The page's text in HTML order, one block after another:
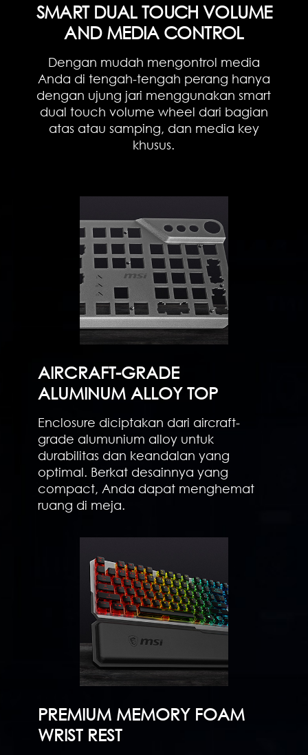
SMART DUAL TOUCH VOLUME
AND MEDIA CONTROL
Dengan mudah mengontrol media
Anda di tengah-tengah perang hanya
dengan ujung jari menggunakan smart
dual touch volume wheel dari bagian
atas atau samping, dan media key
khusus.
AIRCRAFT-GRADE
ALUMINUM ALLOY TOP
Enclosure diciptakan dari aircraft-
grade alumunium alloy untuk
durabilitas dan keandalan yang
optimal. Berkat desainnya yang
compact, Anda dapat menghemat
ruang di meja.
PREMIUM MEMORY FOAM
WRIST REST